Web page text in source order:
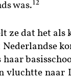
was.12
ze dat het als
vluchtte naar